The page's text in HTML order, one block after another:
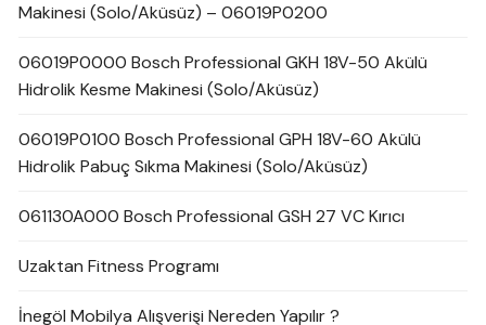
Makinesi (Solo/Aküsüz) – 06019P0200
06019P0000 Bosch Professional GKH 18V-50 Akülü
Hidrolik Kesme Makinesi (Solo/Aküsüz)
06019P0100 Bosch Professional GPH 18V-60 Akülü
Hidrolik Pabuç Sıkma Makinesi (Solo/Aküsüz)
061130A000 Bosch Professional GSH 27 VC Kırıcı
Uzaktan Fitness Programı
İnegöl Mobilya Alışverişi Nereden Yapılır ?